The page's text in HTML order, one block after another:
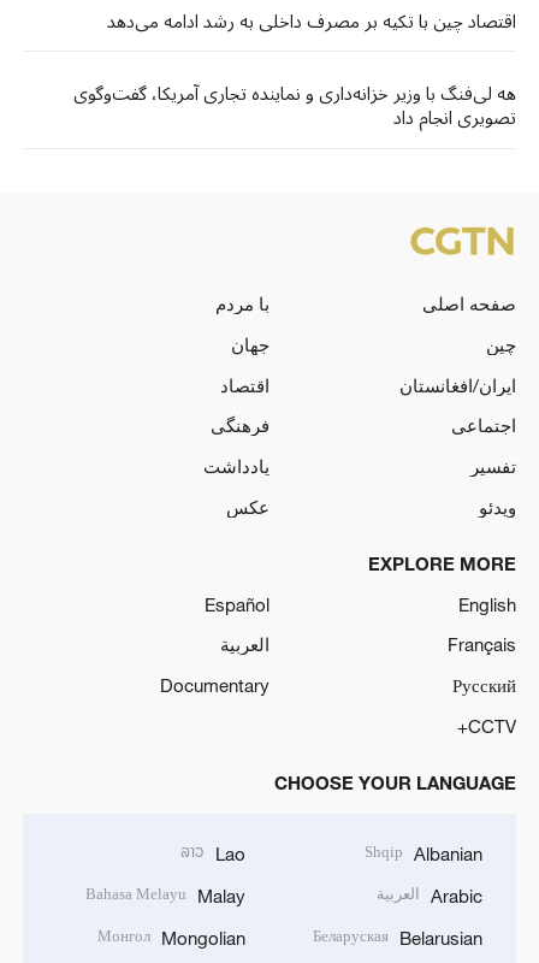
اقتصاد چین با تکیه بر مصرف داخلی به رشد ادامه می‌دهد
هه لی‌فنگ با وزیر خزانه‌داری و نماینده تجاری آمریکا، گفت‌وگوی
تصویری انجام داد
صفحه اصلی
با مردم
چین
جهان
ایران/افغانستان
اقتصاد
اجتماعی
فرهنگی
تفسیر
یادداشت
ویدئو
عکس
EXPLORE MORE
English
Español
Français
العربية
Русский
Documentary
CCTV+
CHOOSE YOUR LANGUAGE
Albanian
Shqip
Arabic العربية
Belarusian
Беларуская
Lao
ລາວ
Malay
Bahasa Melayu
Mongolian
Монгол